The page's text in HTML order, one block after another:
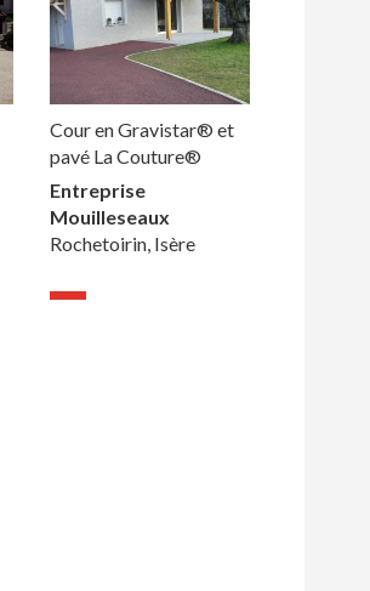
Cour en Gravistar® et
pavé La Couture®
Entreprise
Mouilleseaux
Rochetoirin, Isère